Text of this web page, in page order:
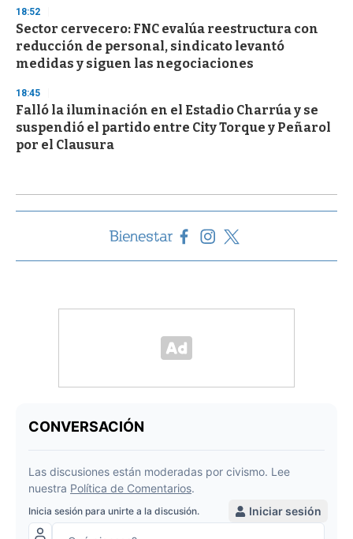
18:52
Sector cervecero: FNC evalúa reestructura con
reducción de personal, sindicato levantó
medidas y siguen las negociaciones
18:45
Falló la iluminación en el Estadio Charrúa y se
suspendió el partido entre City Torque y Peñarol
por el Clausura